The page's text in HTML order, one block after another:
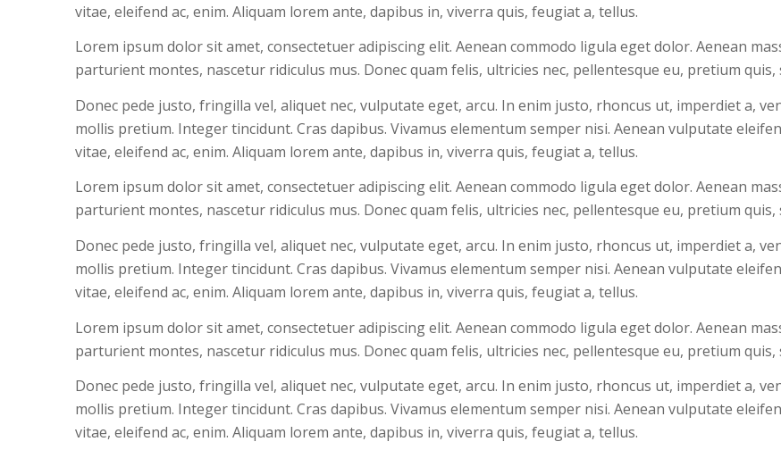
vitae, eleifend ac, enim. Aliquam lorem ante, dapibus in, viverra quis, feugiat a, tellus.
Lorem ipsum dolor sit amet, consectetuer adipiscing elit. Aenean commodo ligula eget dolor. Aenean
parturient montes, nascetur ridiculus mus. Donec quam felis, ultricies nec, pellentesque eu, pretium quis,
Donec pede justo, fringilla vel, aliquet nec, vulputate eget, arcu. In enim justo, rhoncus ut, imperdiet a,
mollis pretium. Integer tincidunt. Cras dapibus. Vivamus elementum semper nisi. Aenean vulputate
vitae, eleifend ac, enim. Aliquam lorem ante, dapibus in, viverra quis, feugiat a, tellus.
Lorem ipsum dolor sit amet, consectetuer adipiscing elit. Aenean commodo ligula eget dolor. Aenean
parturient montes, nascetur ridiculus mus. Donec quam felis, ultricies nec, pellentesque eu, pretium quis,
Donec pede justo, fringilla vel, aliquet nec, vulputate eget, arcu. In enim justo, rhoncus ut, imperdiet a,
mollis pretium. Integer tincidunt. Cras dapibus. Vivamus elementum semper nisi. Aenean vulputate
vitae, eleifend ac, enim. Aliquam lorem ante, dapibus in, viverra quis, feugiat a, tellus.
Lorem ipsum dolor sit amet, consectetuer adipiscing elit. Aenean commodo ligula eget dolor. Aenean
parturient montes, nascetur ridiculus mus. Donec quam felis, ultricies nec, pellentesque eu, pretium quis,
Donec pede justo, fringilla vel, aliquet nec, vulputate eget, arcu. In enim justo, rhoncus ut, imperdiet a,
mollis pretium. Integer tincidunt. Cras dapibus. Vivamus elementum semper nisi. Aenean vulputate
vitae, eleifend ac, enim. Aliquam lorem ante, dapibus in, viverra quis, feugiat a, tellus.